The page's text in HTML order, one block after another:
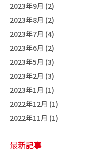
2023年9月 (2)
2023年8月 (2)
2023年7月 (4)
2023年6月 (2)
2023年5月 (3)
2023年2月 (3)
2023年1月 (1)
2022年12月 (1)
2022年11月 (1)
最新記事